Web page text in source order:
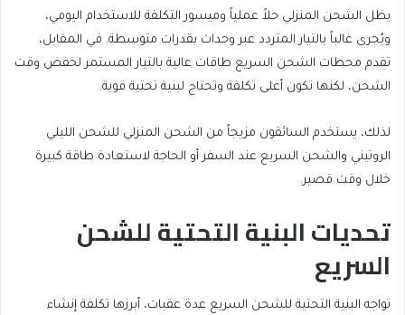
يظل الشحن المنزلي حلاً عملياً وميسور التكلفة للاستخدام اليومي،
ويُجرى غالباً بالتيار المتردد عبر وحدات بقدرات متوسطة. في المقابل،
تقدم محطات الشحن السريع طاقات عالية بالتيار المستمر لخفض وقت
الشحن، لكنها تكون أعلى تكلفة وتحتاج لبنية تحتية قوية.
لذلك، يستخدم السائقون مزيجاً من الشحن المنزلي للشحن الليلي
الروتيني والشحن السريع عند السفر أو الحاجة لاستعادة طاقة كبيرة
خلال وقت قصير.
تحديات البنية التحتية للشحن
السريع
تواجه البنية التحتية للشحن السريع عدة عقبات، أبرزها تكلفة إنشاء